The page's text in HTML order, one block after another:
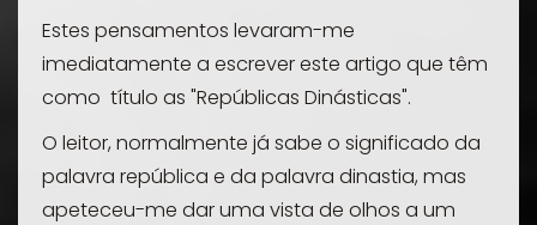
Estes pensamentos levaram-me
imediatamente a escrever este artigo que têm
como título as "Repúblicas Dinásticas".
O leitor, normalmente já sabe o significado da
palavra república e da palavra dinastia, mas
apeteceu-me dar uma vista de olhos a um